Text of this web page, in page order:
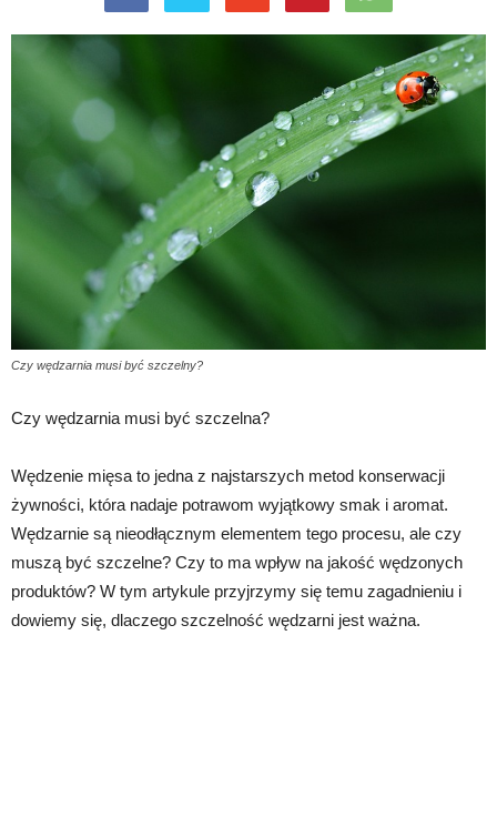
Czy wędzarnia musi być szczelny?
Czy wędzarnia musi być szczelna?
Wędzenie mięsa to jedna z najstarszych metod konserwacji
żywności, która nadaje potrawom wyjątkowy smak i aromat.
Wędzarnie są nieodłącznym elementem tego procesu, ale czy
muszą być szczelne? Czy to ma wpływ na jakość wędzonych
produktów? W tym artykule przyjrzymy się temu zagadnieniu i
dowiemy się, dlaczego szczelność wędzarni jest ważna.